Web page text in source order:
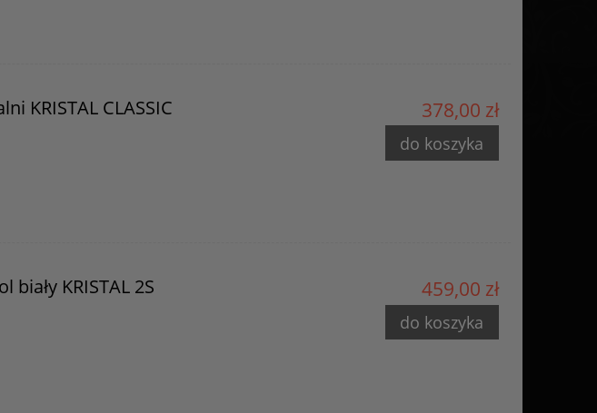
KRISTAL CLASSIC 378,00 zł
do koszyka
biały KRISTAL 2S 459,00 zł
do koszyka